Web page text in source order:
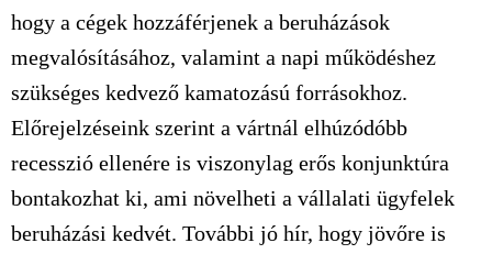
hogy a cégek hozzáférjenek a beruházások
megvalósításához, valamint a napi működéshez
szükséges kedvező kamatozású forrásokhoz.
Előrejelzéseink szerint a vártnál elhúzódóbb
recesszió ellenére is viszonylag erős konjunktúra
bontakozhat ki, ami növelheti a vállalati ügyfelek
beruházási kedvét. További jó hír, hogy jövőre is